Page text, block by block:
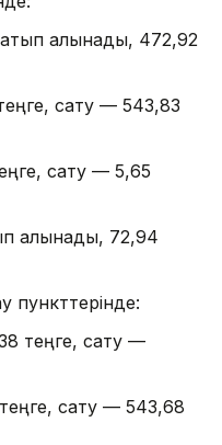
алынады, 472,92
сату — 543,83
сату — 5,65
алынады, 72,94
пункттерінде:
теңге, сату —
сату — 543,68